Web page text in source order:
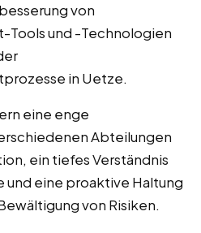
von
Tools und -Technologien
in Uetze.
eine enge
Abteilungen
ein tiefes Verständnis
eine proaktive Haltung
von Risiken.